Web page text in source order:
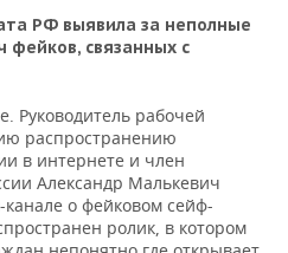
РФ выявила за неполные
фейков, связанных с
Руководитель рабочей
распространению
в интернете и член
Александр Малькевич
о фейковом сейф-
ролик, в котором